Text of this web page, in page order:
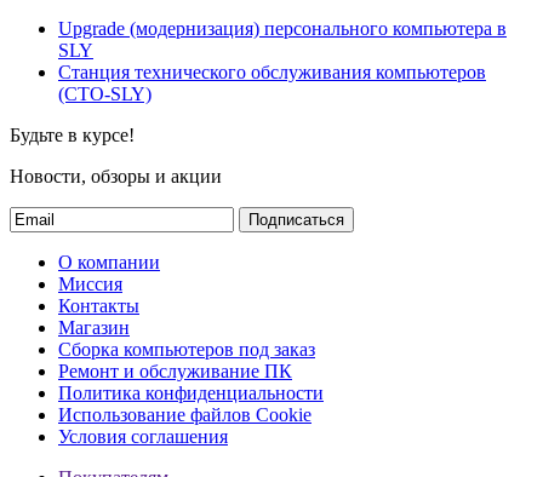
Upgrade (модернизация) персонального компьютера в
SLY
Станция технического обслуживания компьютеров
(СТО-SLY)
Будьте в курсе!
Новости, обзоры и акции
Подписаться
О компании
Миссия
Контакты
Магазин
Сборка компьютеров под заказ
Ремонт и обслуживание ПК
Политика конфиденциальности
Использование файлов Cookie
Условия соглашения